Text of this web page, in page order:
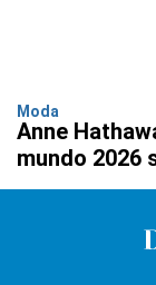
Moda
Anne
mundo 2026